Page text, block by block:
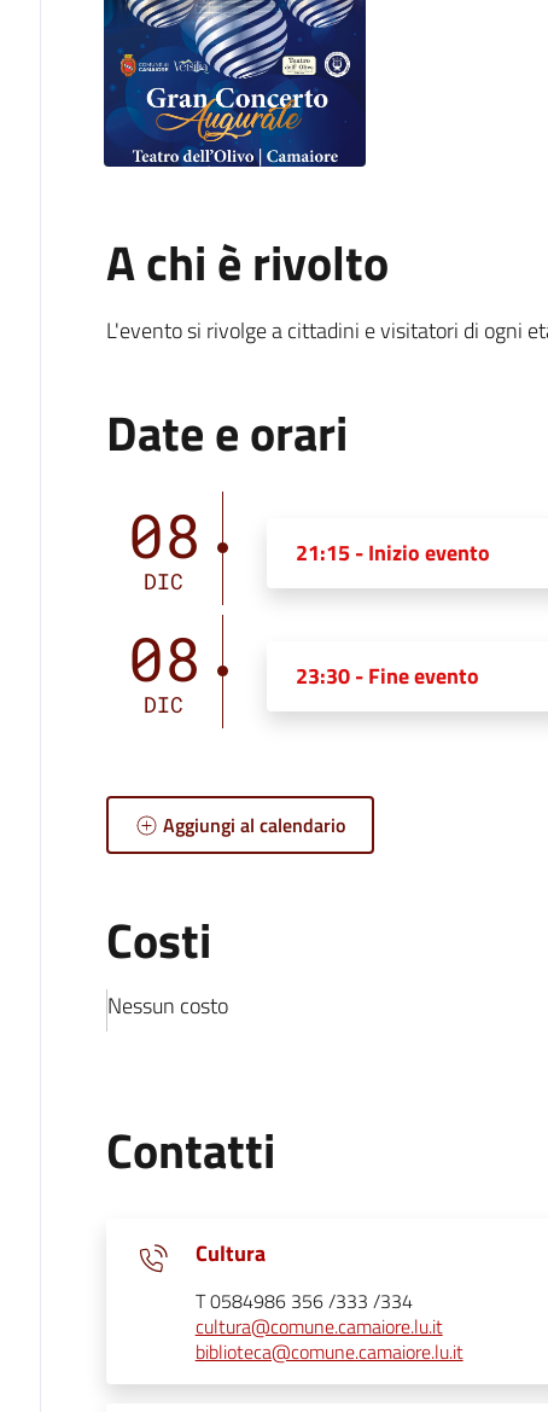
A chi è rivolto
L'evento si rivolge a cittadini e visitatori di ogni
Date e orari
08
DIC
21:15 - Inizio evento
08
DIC
23:30 - Fine evento
Aggiungi al calendario
Costi
Nessun costo
Contatti
Cultura
T 0584986 356 /333 /334
cultura@comune.camaiore.lu.it
biblioteca@comune.camaiore.lu.it